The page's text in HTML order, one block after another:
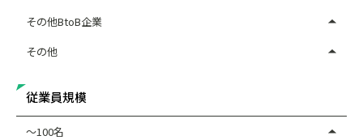
その他BtoB企業
その他
従業員規模
～100名